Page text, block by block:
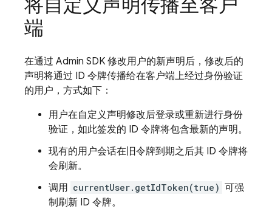
将自定义声明传播至客户
端
在通过 Admin SDK 修改用户的新声明后，修改后的
声明将通过 ID 令牌传播给在客户端上经过身份验证
的用户，方式如下：
用户在自定义声明修改后登录或重新进行身份
验证，如此签发的 ID 令牌将包含最新的声明。
现有的用户会话在旧令牌到期之后其 ID 令牌将
会刷新。
调用 currentUser.getIdToken(true) 可强
制刷新 ID 令牌。